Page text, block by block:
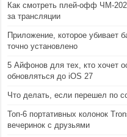
Как смотреть плей-офф ЧМ-
за трансляции
Приложение, которое убивает
точно установлено
5 Айфонов для тех, кто хочет
обновляться до iOS 27
Что делать, если перешел по
Топ-6 портативных колонок
вечеринок с друзьями